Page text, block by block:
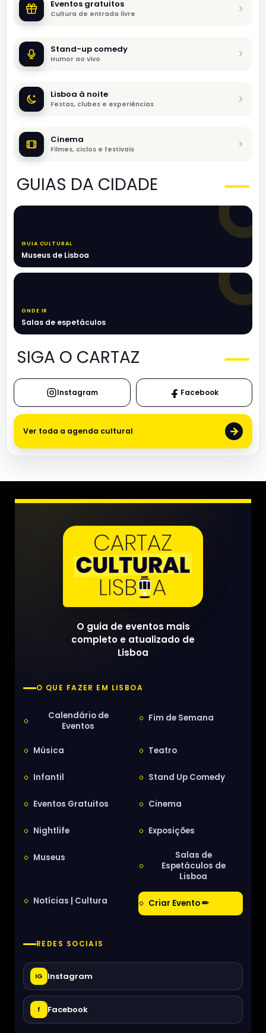
Eventos gratuitos
Cultura de entrada livre
Stand-up comedy
Humor ao vivo
Lisboa à noite
Festas, clubes e experiências
Cinema
Filmes, ciclos e festivais
GUIAS DA CIDADE
GUIA CULTURAL
Museus de Lisboa
ONDE IR
Salas de espetáculos
SIGA O CARTAZ
Instagram Facebook
Ver toda a agenda cultural →
O guia de eventos mais
completo e atualizado de
Lisboa
O QUE FAZER EM LISBOA
Calendário de
Eventos
Fim de Semana
Música Teatro
Infantil Stand Up Comedy
Eventos Gratuitos Cinema
Nightlife Exposições
Museus
Salas de
Espetáculos de
Lisboa
Notícias | Cultura Criar Evento ✏
REDES SOCIAIS
IG Instagram
f Facebook